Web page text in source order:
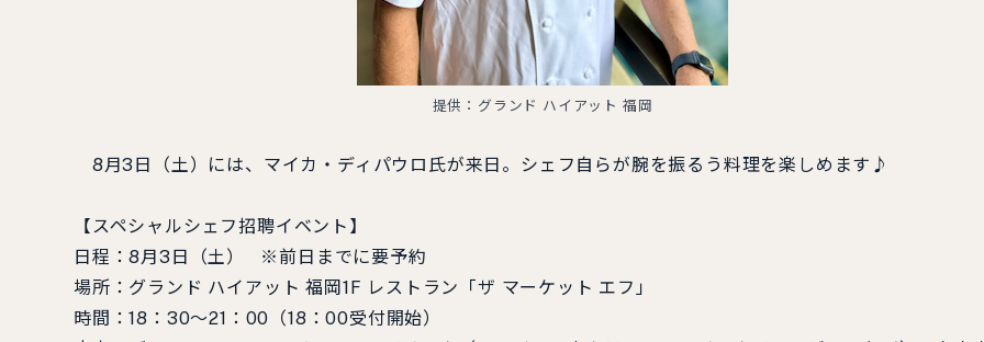
提供：グランド ハイアット 福岡
8月3日（土）には、マイカ・ディパウロ氏が来日。シェフ自らが腕を振るう料理を楽しめます♪
【スペシャルシェフ招聘イベント】
日程：8月3日（土） ※前日までに要予約
場所：グランド ハイアット 福岡1F レストラン「ザ マーケット エフ」
時間：18：30〜21：00（18：00受付開始）